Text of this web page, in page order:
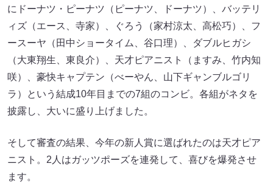
にドーナツ・ピーナツ（ピーナツ、ドーナツ）、バッテリ
ィズ（エース、寺家）、ぐろう（家村涼太、高松巧）、フ
ースーヤ（田中ショータイム、谷口理）、ダブルヒガシ
（大東翔生、東良介）、天才ピアニスト（ますみ、竹内知
咲）、豪快キャプテン（べーやん、山下ギャンブルゴリ
ラ）という結成10年目までの7組のコンビ。各組がネタを
披露し、大いに盛り上げました。
そして審査の結果、今年の新人賞に選ばれたのは天才ピア
ニスト。2人はガッツポーズを連発して、喜びを爆発させ
ます。